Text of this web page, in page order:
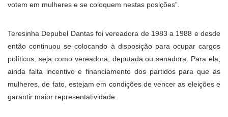
votem em mulheres e se coloquem nestas posições”.
Teresinha Depubel Dantas foi vereadora de 1983 a 1988 e desde
então continuou se colocando à disposição para ocupar cargos
políticos, seja como vereadora, deputada ou senadora. Para ela,
ainda falta incentivo e financiamento dos partidos para que as
mulheres, de fato, estejam em condições de vencer as eleições e
garantir maior representatividade.